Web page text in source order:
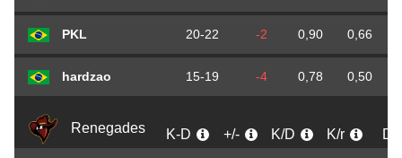
PKL 20-22 -2 0,90 0,66
hardzao 15-19 -4 0,78 0,50
Renegades K-D +/- K/D K/r D/